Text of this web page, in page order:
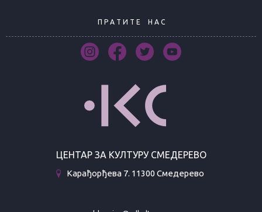
П Р А Т И Т Е Н А С
ЦЕНТАР ЗА КУЛТУРУ СМЕДЕРЕВО
Карађорђева 7. 11300 Смедерево